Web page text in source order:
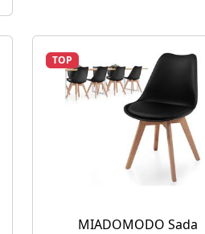
TOP
MIADOMODO Sada